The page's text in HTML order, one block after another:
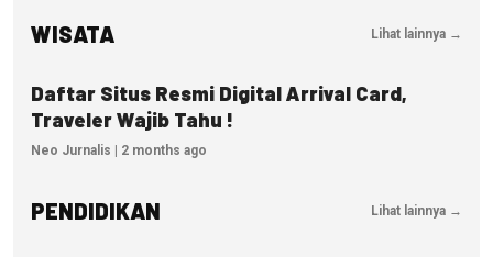
WISATA Lihat lainnya →
WISATA
Daftar Situs Resmi Digital Arrival Card,
Traveler Wajib Tahu !
Neo Jurnalis | 2 months ago
PENDIDIKAN Lihat lainnya →
PENDIDIKAN